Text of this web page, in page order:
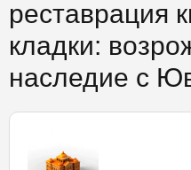
реставрация
кладки:
наследие с